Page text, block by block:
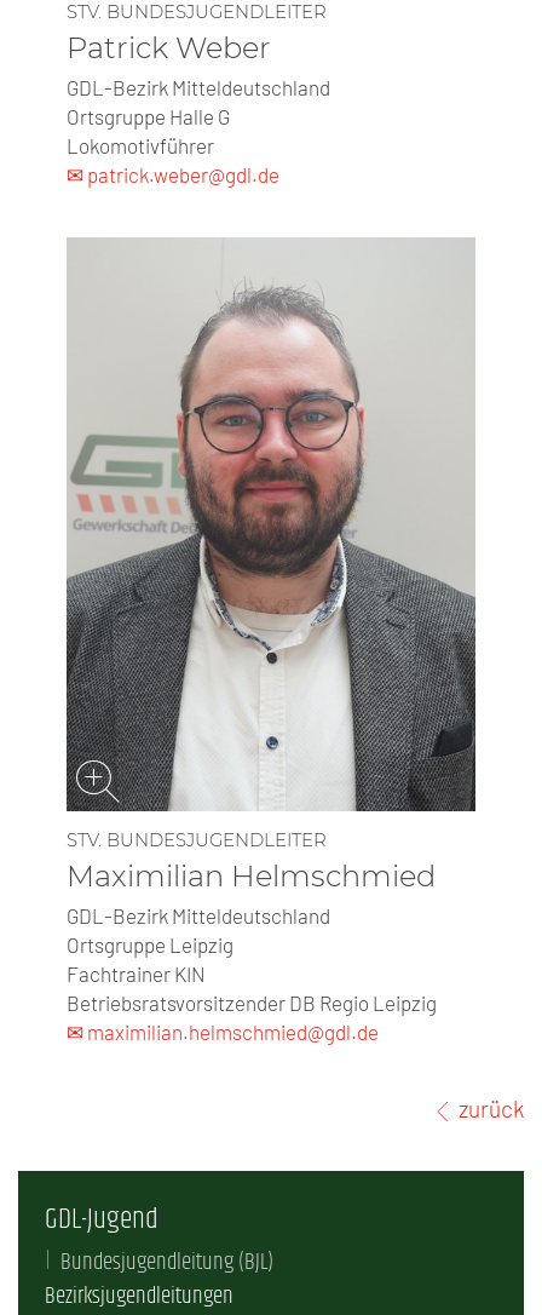
STV. BUNDESJUGENDLEITER
Patrick Weber
GDL-Bezirk Mitteldeutschland
Ortsgruppe Halle G
Lokomotivführer
✉ patrick.weber@gdl.de
STV. BUNDESJUGENDLEITER
Maximilian Helmschmied
GDL-Bezirk Mitteldeutschland
Ortsgruppe Leipzig
Fachtrainer KIN
Betriebsratsvorsitzender DB Regio Leipzig
✉ maximilian.helmschmied@gdl.de
zurück
GDL-Jugend
Bundesjugendleitung (BJL)
Bezirksjugendleitungen